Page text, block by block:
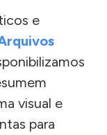
e
visual e
para